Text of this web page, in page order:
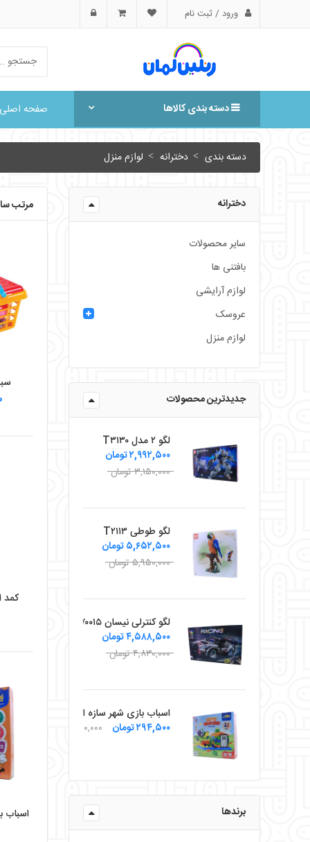
ورود / ثبت نام
دسته بندی کالاها صفحه
دسته بندی دخترانه لوازم منزل
دخترانه
سایر محصولات
بافتنی ها
لوازم آرایشی
عروسک
لوازم منزل
جدیدترین محصولات
لگو ۲ مدل T۳۱۳۰
۲,۹۹۲,۵۰۰ تومان
۳,۱۵۰,۰۰۰ تومان
لگو طوطی T۲۱۱۳
۵,۶۵۲,۵۰۰ تومان
۵,۹۵۰,۰۰۰ تومان
لگو کنترلی نیسان ۷۰۰۱۵
۴,۵۸۸,۵۰۰ تومان
۴,۸۳۰,۰۰۰ تومان
اسباب بازی شهر سازه ای زینگو
۲۹۴,۵۰۰ تومان
۳۱۰,۰۰۰ تومان
برندها
مرتب
کمد
اسباب